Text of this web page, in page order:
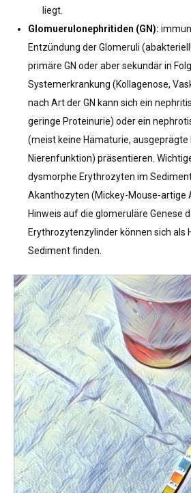
liegt.
Glomuerulonephritiden (GN):
Entzündung der Glomeruli
primäre GN oder aber sekundär in
Systemerkrankung (Kollagenose,
nach Art der GN kann sich ein
geringe Proteinurie) oder ein
(meist keine Hämaturie,
Nierenfunktion) präsentieren.
dysmorphe Erythrozyten im
Akanthozyten (Mickey-Mouse-artige
Hinweis auf die glomeruläre Genese
Erythrozytenzylinder können sich als
Sediment finden.